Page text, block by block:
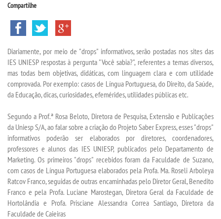
TRANSFERÊNCIA
SEGUNDA GRADUAÇÃO
MATRÍCULA
EDITAL
PUBLICAÇÕES
DESTAQUES
Compartilhe
Diariamente, por meio de "drops" informativos, serão postadas nos sites das
IES UNIESP respostas à pergunta "Você sabia?", referentes a temas diversos,
mas todas bem objetivas, didáticas, com linguagem clara e com utilidade
comprovada. Por exemplo: casos de Língua Portuguesa, do Direito, da Saúde,
da Educação, dicas, curiosidades, efemérides, utilidades públicas etc.
Segundo a Prof.ª Rosa Beloto, Diretora de Pesquisa, Extensão e Publicações
da Uniesp S/A, ao falar sobre a criação do Projeto Saber Express, esses "drops"
informativos poderão ser elaborados por diretores, coordenadores,
professores e alunos das IES UNIESP, publicados pelo Departamento de
Marketing. Os primeiros "drops" recebidos foram da Faculdade de Suzano,
com casos de Língua Portuguesa elaborados pela Profa. Ma. Roseli Arboleya
Ratcov Franco, seguidas de outras encaminhadas pelo Diretor Geral, Benedito
Franco e pela Profa. Luciane Marostegan, Diretora Geral da Faculdade de
Hortolândia e Profa. Prisciane Alessandra Correa Santiago, Diretora da
Faculdade de Caieiras